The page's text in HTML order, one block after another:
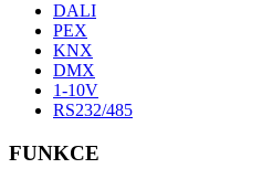
DALI
PEX
KNX
DMX
1-10V
RS232/485
FUNKCE